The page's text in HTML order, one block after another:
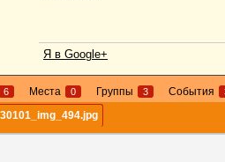
Я в Google+
6 Места 0 Группы 3 События